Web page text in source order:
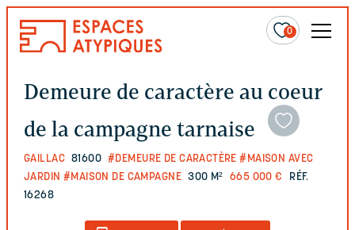
0
Demeure de caractère au coeur
de la campagne tarnaise
GAILLAC 81600 #DEMEURE DE CARACTÈRE #MAISON AVEC
JARDIN #MAISON DE CAMPAGNE 300 M² 665 000 €
RÉF.
16268